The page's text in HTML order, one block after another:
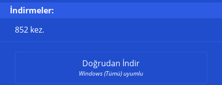
İndirmeler:
852 kez.
Doğrudan İndir
Windows (Tümü) uyumlu